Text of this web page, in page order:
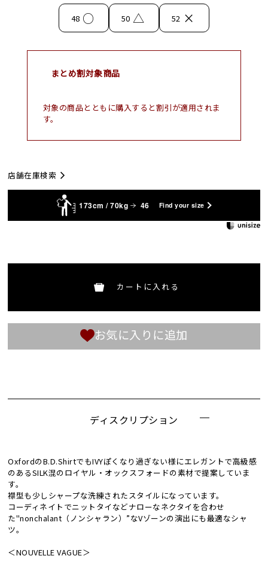
48 ○ 50 △ 52 ×
まとめ割対象商品
対象の商品とともに購入すると割引が適用されま
す。
店舗在庫検索
173cm / 70kg 46 Find your size
カートに入れる
お気に入りに追加
ディスクリプション
OxfordのB.D.ShirtでもIVYぽくなり過ぎない様にエレガントで高級感
のあるSILK混のロイヤル・オックスフォードの素材で提案していま
す。
襟型も少しシャープな洗練されたスタイルになっています。
コーディネイトでニットタイなどナローなネクタイを合わせ
た"nonchalant（ノンシャラン）”なVゾーンの演出にも最適なシャ
ツ。
＜NOUVELLE VAGUE＞